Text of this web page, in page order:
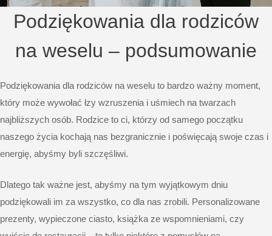
Podziękowania dla rodziców
na weselu – podsumowanie
Podziękowania dla rodziców na weselu to bardzo ważny moment,
który może wywołać łzy wzruszenia i uśmiech na twarzach
najbliższych osób. Rodzice to ci, którzy od samego początku
naszego życia kochają nas bezgranicznie i poświęcają swoje czas i
energię, abyśmy byli szczęśliwi.
Dlatego tak ważne jest, abyśmy na tym wyjątkowym dniu
podziękowali im za wszystko, co dla nas zrobili. Personalizowane
prezenty, wypieczone ciasto, książka ze wspomnieniami, czy